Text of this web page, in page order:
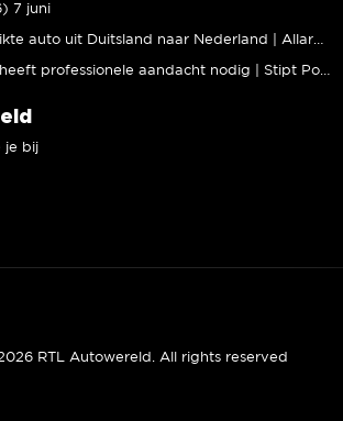
7 juni
je bij
RTL Autowereld. All rights reserved